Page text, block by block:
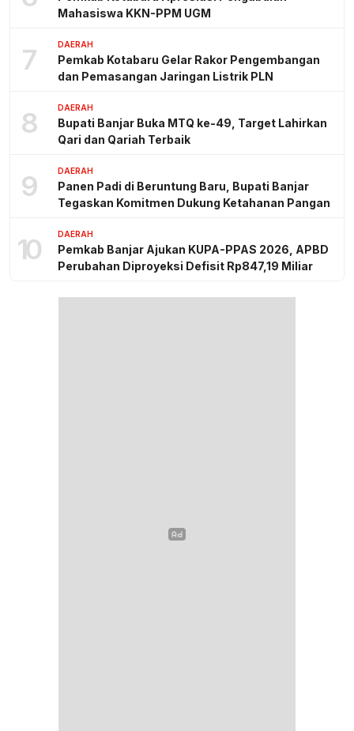
Mahasiswa KKN-PPM UGM
7 DAERAH
Pemkab Kotabaru Gelar Rakor Pengembangan
dan Pemasangan Jaringan Listrik PLN
8 DAERAH
Bupati Banjar Buka MTQ ke-49, Target Lahirkan
Qari dan Qariah Terbaik
9 DAERAH
Panen Padi di Beruntung Baru, Bupati Banjar
Tegaskan Komitmen Dukung Ketahanan Pangan
10 DAERAH
Pemkab Banjar Ajukan KUPA-PPAS 2026, APBD
Perubahan Diproyeksi Defisit Rp847,19 Miliar